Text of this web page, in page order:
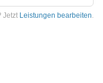
Jetzt Leistungen bearbeiten.